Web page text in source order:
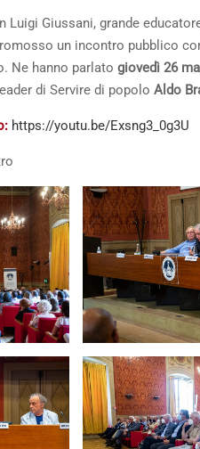
Luigi Giussani, grande
un incontro pubblico
Ne hanno parlato giovedì 26
di Servire di popolo Aldo
https://youtu.be/Exsng3_0g3U